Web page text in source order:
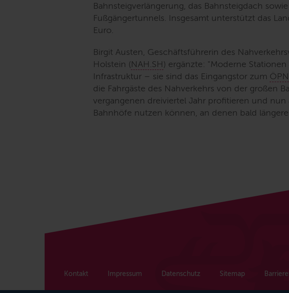
Bahnsteigverlängerung, das Bahnsteigdach
Fußgängertunnels. Insgesamt unterstützt das
Euro.
Birgit Austen, Geschäftsführerin des
Holstein (NAH.SH) ergänzte: " Moderne
Infrastruktur – sie sind das Eingangstor zum
die Fahrgäste des Nahverkehrs von der großen
vergangenen dreiviertel Jahr profitieren und nun
Bahnhöfe nutzen können, an denen bald
Kontakt Impressum Datenschutz Sitemap